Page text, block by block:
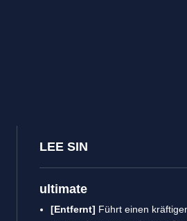
LEE SIN
ultimate
[Entfernt] Führt einen